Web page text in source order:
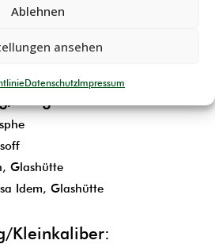
Ablehnen
ansehen
DatenschutzImpressum
Hemschlar
Glashütte
Idem, Glashütte
Kleinkaliber: